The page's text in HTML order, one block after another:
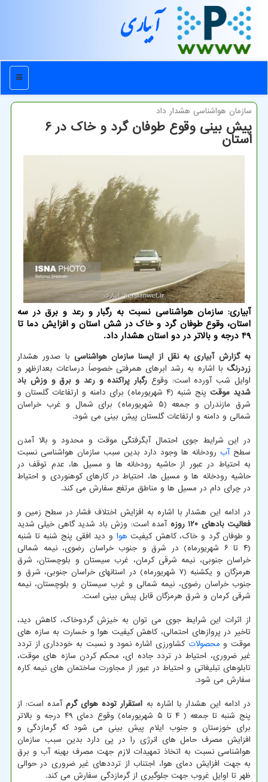
آبیاری
منو
سازمان هواشناسی هشدار داد
پیش بینی وقوع طوفان گرد و خاک در ۶
استان
آبیاری: سازمان هواشناسی نسبت به رگبار و رعد و برق در سه
استان، وقوع طوفان گرد و خاک در شش استان و افزایش دما تا
49 درجه و بالاتر در دو استان هشدار داد.
به گزارش آبیاری به نقل از ایسنا سازمان هواشناسی با صدور هشدار
زردرنگ با اشاره به رشد ابرهای همرفتی خصوصاً درساعات بعدازظهر و
اوایل شب آورده است: وقوع رگبار پراکنده و رعد و برق و وزش باد
شدید موقت
پنج شنبه (۴ شهریورماه) برای دامنه و ارتفاعات گلستان و
شرق مازندران و جمعه (۵ شهریورماه) برای شمال و غرب خراسان
شمالی و دامنه و ارتفاعات گلستان پیش بینی می شود.
در این شرایط جوی احتمال آبگرفتگی موقت و محدود و بالا آمدن
سطحآب رودخانه ها وجود دارد بدین سبب سازمان هواشناسی نسبت
به احتیاط در عبور از حاشیه رودخانه ها و مسیل ها، عدم توقف در
حاشیه رودخانه ها و مسیل ها، احتیاط در کارهای کوهنوردی و احتیاط
در چرای دام در مسیل ها و مناطق مرتفع سفارش می کند.
در ادامه این هشدار با اشاره به افزایش اختلاف فشار در سطح زمین و
فعالیت بادهای ۱۲۰ روزه
آمده است: وزش باد شدید گاهی خیلی شدید
و طوفان گرد و خاک، کاهش کیفیت هوا و دید افقی پنج شنبه تا شنبه
(۴ تا ۶ شهریورماه) در شرق و جنوب خراسان رضوی، نیمه شمالی
خراسان جنوبی، نیمه شرقی کرمان، غرب سیستان و بلوچستان، شرق
هرمزگان و یکشنبه (۷ شهریورماه) در استانهای خراسان جنوبی، شرق و
جنوب خراسان رضوی، نیمه شمالی و غرب سیستان و بلوچستان، نیمه
شرقی کرمان و شرق هرمزگان قابل پیش بینی است.
از اثرات این شرایط جوی می توان به خیزش گردوخاک، کاهش دید،
تاخیر در پروازهای احتمالی، کاهش کیفیت هوا و خسارت به سازه های
موقت و محصولات کشاورزی اشاره نمود و نسبت به خودداری از تردد
غیر ضروری، احتیاط در تردد جاده ای، محکم کردن سازه های موقت،
تابلوهای تبلیغاتی و احتیاط در عبور از مجاورت ساختمان های نیمه کاره
سفارش می شود.
در ادامه این هشدار با اشاره به استقرار توده هوای گرمآمده است: از
پنج شنبه تا جمعه ( ۴ تا ۵ شهریورماه) وقوع دمای ۴۹ درجه و بالاتر
برای خوزستان و جنوب ایلام پیش بینی می شود که گرمازدگی و
افزایش مصرف حامل های انرژی را در پی دارد بدین سبب سازمان
هواشناسی نسبت به اتخاذ تمهیدات لازم جهت مصرف بهینه آب و برق
به جهت افزایش دمای هوا، اجتناب از ترددهای غیر ضروری در حوالی
ظهر تا اوایل غروب جهت جلوگیری از گرمازدگی سفارش می کند.